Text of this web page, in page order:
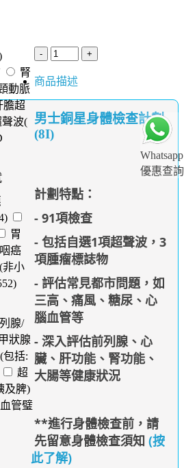
Whatsapp
優惠查詢
腎
動脈
膽超
波(
胃
癌
非小
腺/
狀腺
包括:
超
及脾)
管璧
商品描述
男士銅星身體檢查計劃
(8I)
計劃特點：
- 91項檢查
- 包括自選1項超聲波，3
項腫瘤標誌物
- 評估常見都市問題，如
三高、痛風、糖尿、心
腦血管等
- 深入評估前列腺、心
臟、肝功能、腎功能、
大腸等健康狀況
**進行身體檢查前，請
先留意身體檢查須知 (按
此了解)